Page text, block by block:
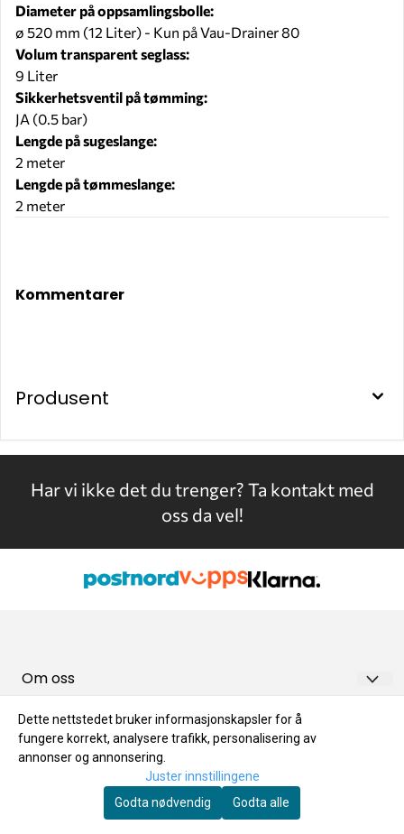
Diameter på oppsamlingsbolle:
ø 520 mm (12 Liter) - Kun på Vau-Drainer 80
Volum transparent seglass:
9 Liter
Sikkerhetsventil på tømming:
JA (0.5 bar)
Lengde på sugeslange:
2 meter
Lengde på tømmeslange:
2 meter
Kommentarer
Produsent
Har vi ikke det du trenger? Ta kontakt med
oss da vel!
Om oss
GREEN FUELS AS
Ringsakervegen 631
Org. nr. NO 987 756 233 MVA
Meny
Frakt og levering
Kundeservice
Registrer deg for å motta nyheter og tilbud!
Dette nettstedet bruker informasjonskapsler for å
fungere korrekt, analysere trafikk, personalisering av
annonser og annonsering.
Juster innstillingene
Godta nødvendig
Godta alle